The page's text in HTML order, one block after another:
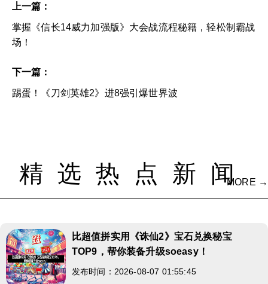
上一篇：
掌握《信长14威力加强版》大会战流程秘籍，轻松制霸战
场！
下一篇：
踢蛋！《刀剑英雄2》进8强引爆世界波
精选热点新闻
MORE →
比超值拼实用《诛仙2》宝石兑换秘宝
TOP9，帮你装备升级soeasy！
发布时间：2026-08-07 01:55:45